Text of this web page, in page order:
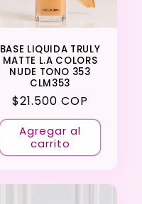
BASE LIQUIDA TRULY
MATTE L.A COLORS
NUDE TONO 353
CLM353
Precio
habitual
$21.500 COP
Agregar al
carrito